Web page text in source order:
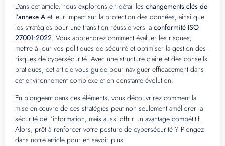
Dans cet article, nous explorons en détail les changements clés de
l’annexe A et leur impact sur la protection des données, ainsi que
les stratégies pour une transition réussie vers la conformité ISO
27001:2022. Vous apprendrez comment évaluer les risques,
mettre à jour vos politiques de sécurité et optimiser la gestion des
risques de cybersécurité. Avec une structure claire et des conseils
pratiques, cet article vous guide pour naviguer efficacement dans
cet environnement complexe et en constante évolution.
En plongeant dans ces éléments, vous découvrirez comment la
mise en œuvre de ces stratégies peut non seulement améliorer la
sécurité de l’information, mais aussi offrir un avantage compétitif.
Alors, prêt à renforcer votre posture de cybersécurité ? Plongez
dans notre article pour en savoir plus.